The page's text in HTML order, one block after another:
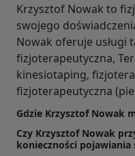
Krzysztof Nowak to
swojego
Nowak oferuje usługi
fizjoterapeutyczna,
kinesiotaping,
fizjoterapeutyczna
Gdzie Krzysztof Nowak
Czy Krzysztof Nowak
konieczności pojawiania